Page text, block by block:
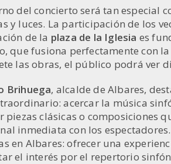
del concierto será tan especial
y luces. La participación de los
de la plaza de la Iglesia es
que fusiona perfectamente con
las obras, el público podrá ver
Brihuega, alcalde de Albares,
acercar la música
piezas clásicas o composiciones
inmediata con los
en Albares: ofrecer una
el interés por el repertorio